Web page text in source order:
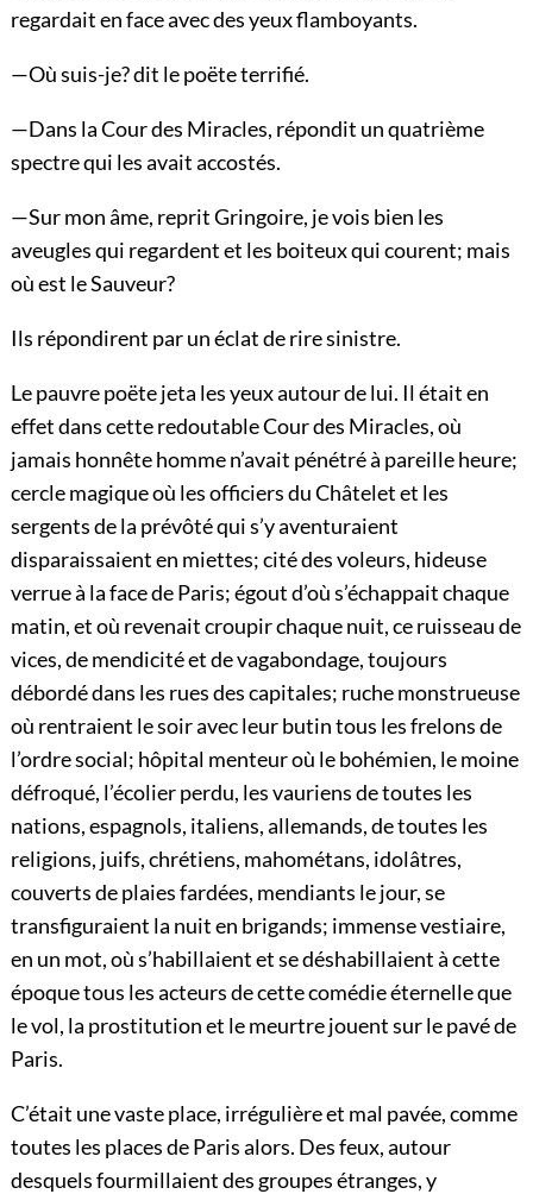
regardait en face avec des yeux flamboyants.
—Où suis-je? dit le poëte terrifié.
—Dans la Cour des Miracles, répondit un quatrième
spectre qui les avait accostés.
—Sur mon âme, reprit Gringoire, je vois bien les
aveugles qui regardent et les boiteux qui courent; mais
où est le Sauveur?
Ils répondirent par un éclat de rire sinistre.
Le pauvre poëte jeta les yeux autour de lui. Il était en
effet dans cette redoutable Cour des Miracles,où
jamais honnête homme n’avait pénétré à pareille heure;
cercle magique où les officiers du Châtelet et les
sergents de la prévôté qui s’y aventuraient
disparaissaient en miettes; cité des voleurs, hideuse
verrue à la face de Paris; égout d’où s’échappait chaque
matin, et où revenait croupir chaque nuit, ce ruisseau de
vices, de mendicité et de vagabondage, toujours
débordé dans les rues des capitales; ruche monstrueuse
où rentraient le soir avec leur butin tous les frelons de
l’ordre social; hôpital menteur où le bohémien, le moine
défroqué, l’écolier perdu, les vauriens de toutes les
nations, espagnols, italiens, allemands, de toutes les
religions, juifs, chrétiens, mahométans, idolâtres,
couverts de plaies fardées, mendiants le jour, se
transfiguraient la nuit en brigands; immense vestiaire,
en un mot, où s’habillaient et se déshabillaient à cette
époque tous les acteurs de cette comédie éternelle que
le vol, la prostitution et le meurtre jouent sur le pavé de
Paris.
C’était une vaste place, irrégulière et mal pavée, comme
toutes les places de Paris alors. Des feux, autour
desquels fourmillaient des groupes étranges, y